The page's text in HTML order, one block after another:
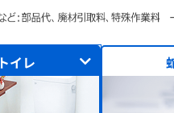
トイレ